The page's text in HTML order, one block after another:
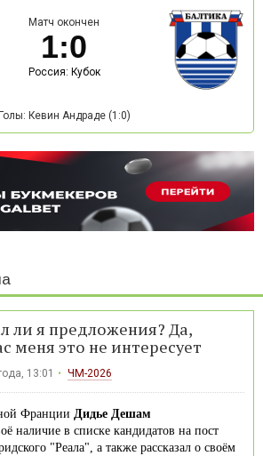
Матч окончен
1:0
Россия: Кубок
Кевин Андраде (1:0)
ли я предложения? Да,
меня это не интересует
13:01 ЧМ-2026
Франции Дидье Дешам
наличие в списке кандидатов на пост
"Реала", а также рассказал о своём